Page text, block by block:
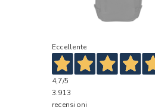
Eccellente
4,7/5
3.913
recensioni